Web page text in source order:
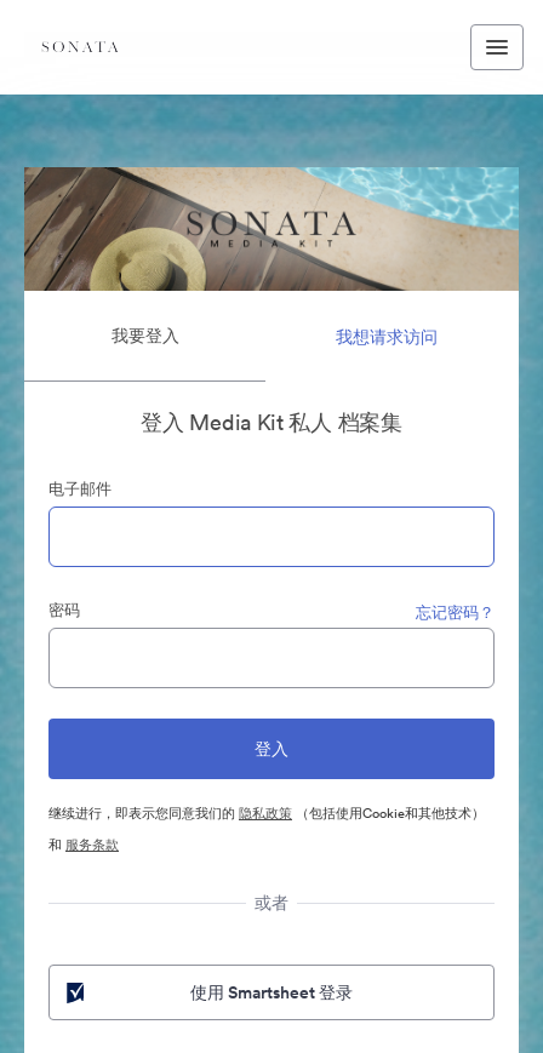
我要登入 我想请求访问
登入 Media Kit 私人 档案集
电子邮件
密码 忘记密码？
继续进行，即表示您同意我们的 隐私政策 （包括使用Cookie和其他技术）
和 服务条款
或者
使用 Smartsheet 登录